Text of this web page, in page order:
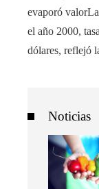
evaporó
el año 2000,
dólares, reflejó
Noticias